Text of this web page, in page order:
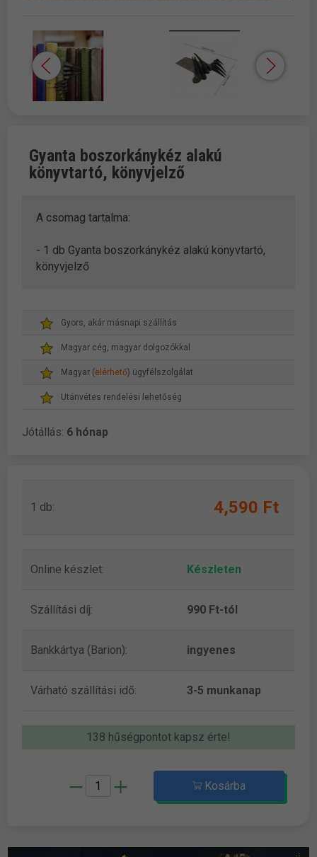
Gyanta boszorkánykéz alakú
könyvtartó, könyvjelző
A csomag tartalma:
- 1 db Gyanta boszorkánykéz alakú könyvtartó,
könyvjelző
Gyors, akár másnapi szállítás
Magyar cég, magyar dolgozókkal
Magyar (elérhető) ügyfélszolgálat
Utánvétes rendelési lehetőség
Jótállás: 6 hónap
1 db: 4,590 Ft
Online készlet: Készleten
Szállítási díj: 990 Ft-tól
Bankkártya (Barion): ingyenes
Várható szállítási idő: 3-5 munkanap
138 hűségpontot kapsz érte!
Kosárba